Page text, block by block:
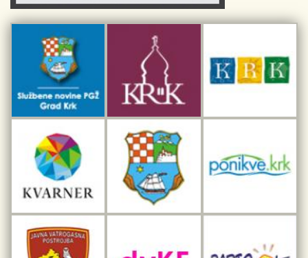
Kulturno-turistička ruta Putovima Frankopana
Dar iz Krka
Interpretacijski centar pomorske baštine